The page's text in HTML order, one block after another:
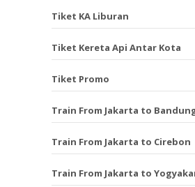
Tiket KA Liburan
Tiket Kereta Api Antar Kota
Tiket Promo
Train From Jakarta to
Train From Jakarta to Cirebon
Train From Jakarta to